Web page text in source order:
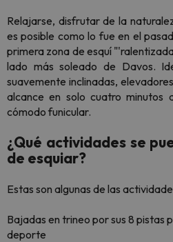
Relajarse, disfrutar de la
es posible como lo fue en el
primera zona de esquí
lado más soleado de Davos.
suavemente inclinadas,
alcance en solo cuatro minutos
cómodo funicular.
¿Qué actividades se
de esquiar?
Estas son algunas de las
Bajadas en trineo por sus 8 pistas
deporte